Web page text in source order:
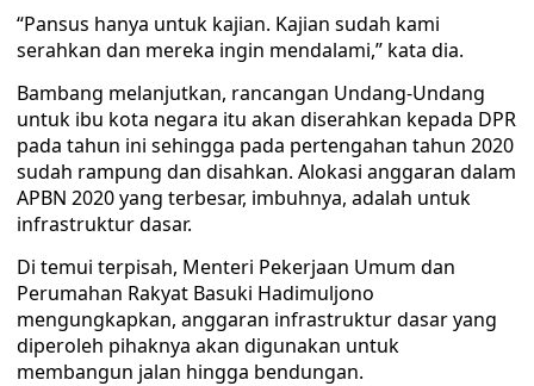
“Pansus hanya untuk kajian. Kajian sudah kami
serahkan dan mereka ingin mendalami,” kata dia.
Bambang melanjutkan, rancangan Undang-Undang
untuk ibu kota negara itu akan diserahkan kepada DPR
pada tahun ini sehingga pada pertengahan tahun 2020
sudah rampung dan disahkan. Alokasi anggaran dalam
APBN 2020 yang terbesar, imbuhnya, adalah untuk
infrastruktur dasar.
Di temui terpisah, Menteri Pekerjaan Umum dan
Perumahan Rakyat Basuki Hadimuljono
mengungkapkan, anggaran infrastruktur dasar yang
diperoleh pihaknya akan digunakan untuk
membangun jalan hingga bendungan.